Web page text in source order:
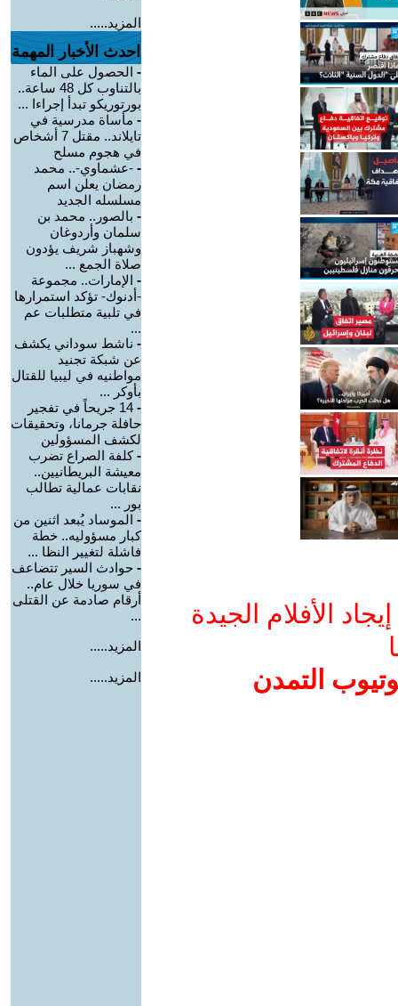
الأفلام الجيدة
التمدن
المزيد.....
احدث الأخبار المهمة
- الحصول على الماء
بالتناوب كل 48 ساعة..
بورتوريكو تبدأ إجراءا ...
- مأساة مدرسية في
تايلاند.. مقتل 7 أشخاص
في هجوم مسلح
- -عشماوي-.. محمد
رمضان يعلن اسم
مسلسله الجديد
- بالصور.. محمد بن
سلمان وأردوغان
وشهباز شريف يؤدون
صلاة الجمع ...
- الإمارات.. مجموعة
-أدنوك- تؤكد استمرارها
في تلبية متطلبات عم
...
- ناشط سوداني يكشف
عن شبكة تجنيد
مواطنيه في ليبيا للقتال
بأوكر ...
-
14 جريحاً في تفجير
حافلة جرمانا، وتحقيقات
لكشف المسؤولين
-كلفة الصراع تضرب
معيشة البريطانيين..
نقابات عمالية تطالب
بور ...
- الموساد يُبعد اثنين من
كبار مسؤوليه.. خطة
فاشلة لتغيير النظا ...
- حوادث السير تتضاعف
في سوريا خلال عام..
أرقام صادمة عن القتلى
...
المزيد.....
المزيد.....